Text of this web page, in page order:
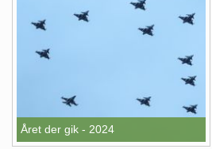
Året der gik - 2024